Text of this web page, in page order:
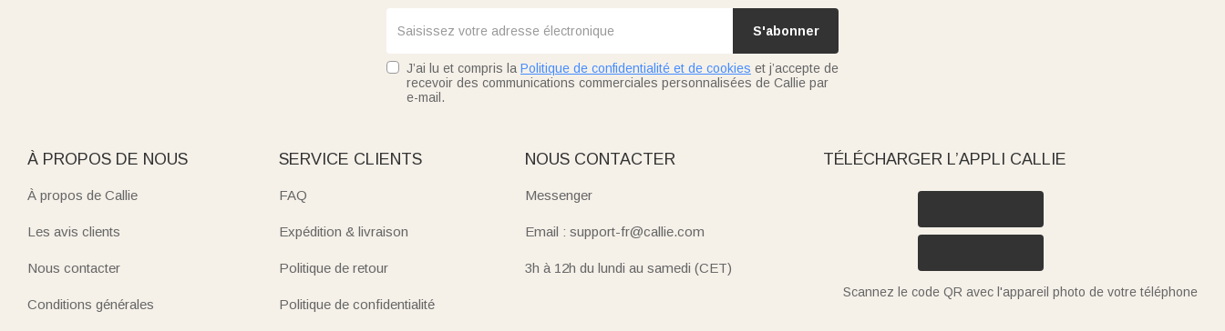
S'abonner
J’ai lu et compris la Politique de confidentialité et de cookies et j’accepte de
recevoir des communications commerciales personnalisées de Callie par
e-mail.
À PROPOS DE NOUS
À propos de Callie
Les avis clients
Nous contacter
Conditions générales
SERVICE CLIENTS
FAQ
Expédition & livraison
Politique de retour
Politique de confidentialité
NOUS CONTACTER
Messenger
Email : support-fr@callie.com
3h à 12h du lundi au samedi (CET)
TÉLÉCHARGER L’APPLI CALLIE
Scannez le code QR avec l'appareil photo de votre téléphone